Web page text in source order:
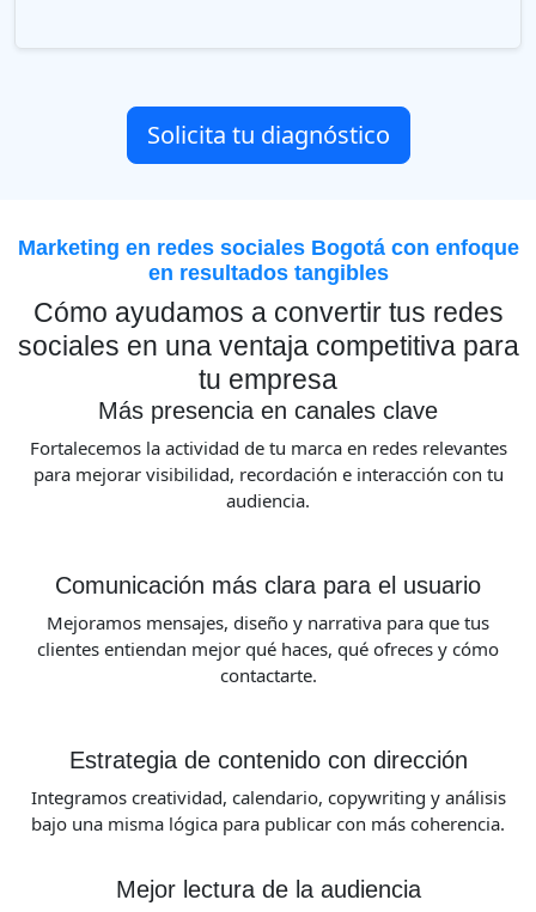
Solicita tu diagnóstico
Marketing en redes sociales Bogotá con enfoque
en resultados tangibles
Cómo ayudamos a convertir tus redes
sociales en una ventaja competitiva para
tu empresa
Más presencia en canales clave
Fortalecemos la actividad de tu marca en redes relevantes
para mejorar visibilidad, recordación e interacción con tu
audiencia.
Comunicación más clara para el usuario
Mejoramos mensajes, diseño y narrativa para que tus
clientes entiendan mejor qué haces, qué ofreces y cómo
contactarte.
Estrategia de contenido con dirección
Integramos creatividad, calendario, copywriting y análisis
bajo una misma lógica para publicar con más coherencia.
Mejor lectura de la audiencia